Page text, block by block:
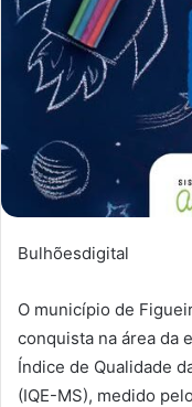
Bulhõesdigital
O município de
conquista na área da
Índice de Qualidade
(IQE-MS), medido